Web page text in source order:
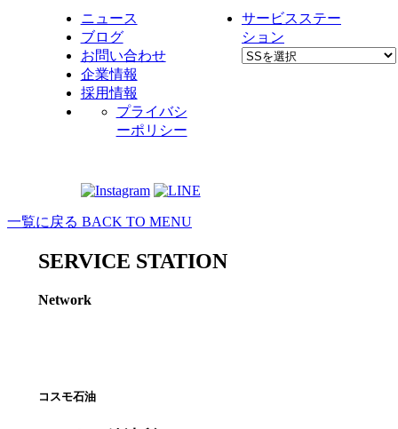
ニュース
ブログ
お問い合わせ
企業情報
採用情報
プライバシ
ーポリシー
サービスステー
ション
一覧に戻る BACK TO MENU
SERVICE STATION
Network
コスモ石油